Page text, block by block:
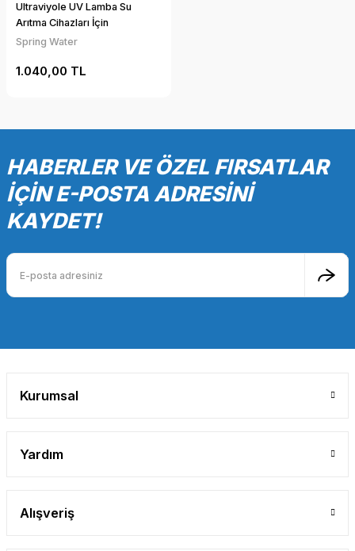
Ultraviyole UV Lamba Su
Arıtma Cihazları İçin
Spring Water
1.040,00 TL
HABERLER VE ÖZEL FIRSATLAR
İÇİN E-POSTA ADRESİNİ
KAYDET!
Kurumsal
Yardım
Alışveriş